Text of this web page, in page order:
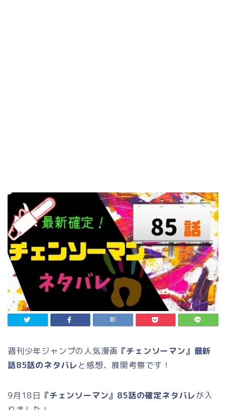
週刊少年ジャンプの人気漫画 『チェンソーマン』最新
話85話のネタバレと感想、展開考察です！
9月18日 『チェンソーマン』85話の確定ネタバレが入